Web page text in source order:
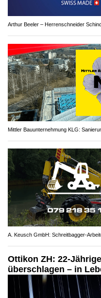
Arthur Beeler – Herrenschneider
Mittler Bauunternehmung KLG:
A. Keusch GmbH: Schreitbagger-
Ottikon ZH: 22-
überschlagen – in